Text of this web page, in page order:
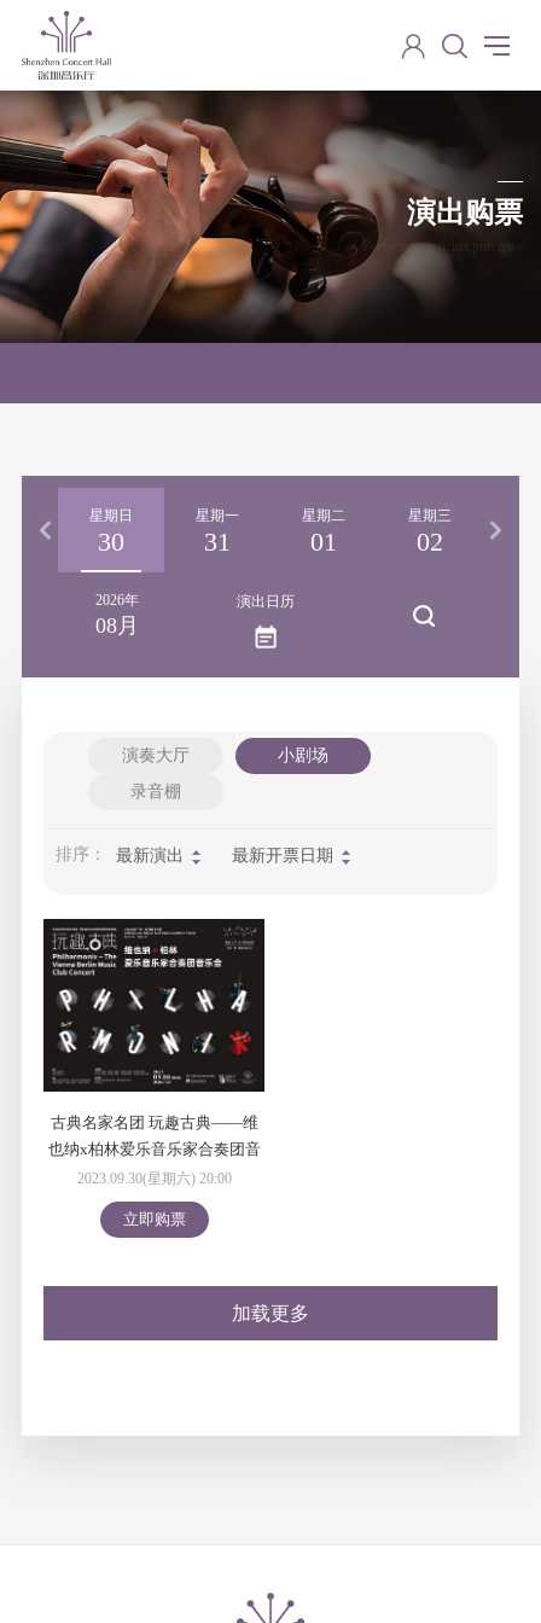
演出购票
Performance ticket purchase
星期日
30
星期一
31
星期二
01
星期三
02
2026年
08月
演出日历
演奏大厅
小剧场
录音棚
排序： 最新演出 最新开票日期
古典名家名团 玩趣古典——维
也纳x柏林爱乐音乐家合奏团音
乐会 2023深圳“一带一路”国际
音乐季
2023.09.30(星期六) 20:00
立即购票
加载更多